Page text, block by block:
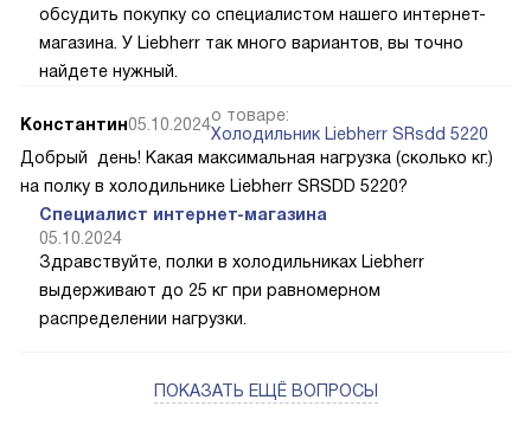
обсудить покупку со специалистом нашего интернет-
магазина. У Liebherr так много вариантов, вы точно
найдете нужный.
Константин05.10.2024о товаре:
Холодильник Liebherr SRsdd 5220
Добрый день! Какая максимальная нагрузка (сколько кг.)
на полку в холодильнике Liebherr SRSDD 5220?
Специалист интернет-магазина
05.10.2024
Здравствуйте, полки в холодильниках Liebherr
выдерживают до 25 кг при равномерном
распределении нагрузки.
ПОКАЗАТЬ ЕЩЁ ВОПРОСЫ